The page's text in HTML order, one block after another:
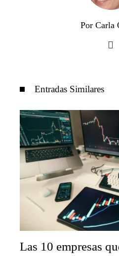
Por Carla
Entradas Similares
Las 10 empresas